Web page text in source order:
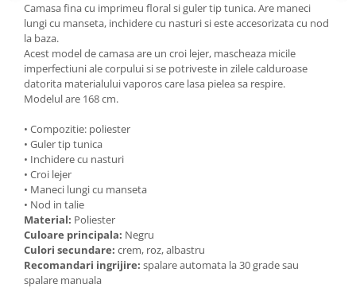
Camasa fina cu imprimeu floral si guler tip tunica. Are maneci
lungi cu manseta, inchidere cu nasturi si este accesorizata cu nod
la baza.
Acest model de camasa are un croi lejer, mascheaza micile
imperfectiuni ale corpului si se potriveste in zilele calduroase
datorita materialului vaporos care lasa pielea sa respire.
Modelul are 168 cm.
• Compozitie: poliester
• Guler tip tunica
• Inchidere cu nasturi
• Croi lejer
• Maneci lungi cu manseta
• Nod in talie
Material: Poliester
Culoare principala: Negru
Culori secundare: crem, roz, albastru
Recomandari ingrijire: spalare automata la 30 grade sau
spalare manuala